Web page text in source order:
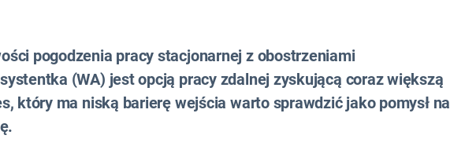
pogodzenia pracy stacjonarnej z obostrzeniami
(WA) jest opcją pracy zdalnej zyskującą coraz większą
który ma niską barierę wejścia warto sprawdzić jako pomysł na